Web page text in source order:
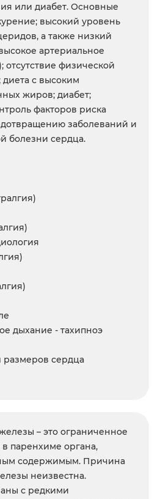
или диабет. Основные
высокий уровень
а также низкий
артериальное
отсутствие физической
с высоким
жиров; диабет;
факторов риска
заболеваний и
болезни сердца.
дыхание - тахипноэ
сердца
– это ограниченное
паренхиме органа,
содержимым. Причина
неизвестна.
с редкими